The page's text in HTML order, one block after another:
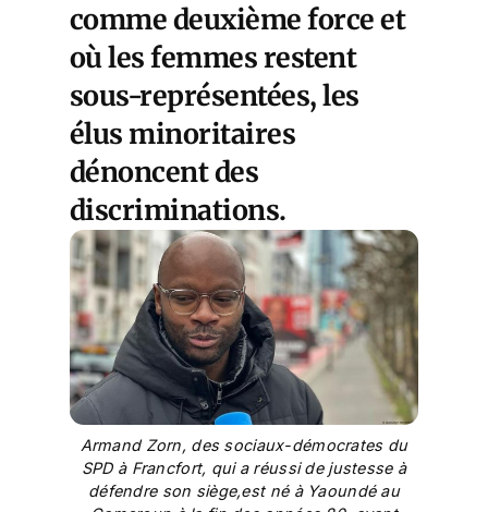
comme deuxième force et
où les femmes restent
sous-représentées, les
élus minoritaires
dénoncent des
discriminations.
Armand Zorn, des sociaux-démocrates du
SPD à Francfort, qui a réussi de justesse à
défendre son siège,est né à Yaoundé au